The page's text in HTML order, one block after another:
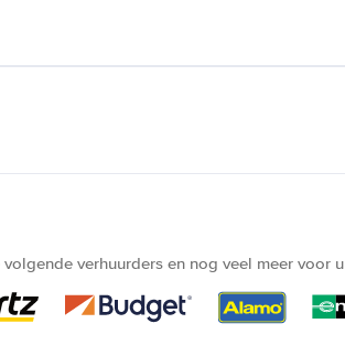
verhuurders en nog veel meer voor u